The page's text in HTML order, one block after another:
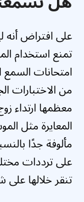
على افتراض
تمنع استخدام
امتحانات
من الاختبارات
معظمها
المعايرة مثل
مألوفة جدًا
على ترددات
تنقر خلالها